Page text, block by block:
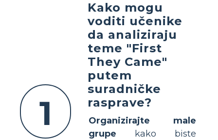
1
Kako mogu
voditi učenike
da analiziraju
teme "First
They Came"
putem
suradničke
rasprave?
Organizirajte male
grupe kako biste